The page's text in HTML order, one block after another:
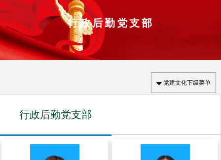
行政后勤党支部
党建文化下级菜单
行政后勤党支部